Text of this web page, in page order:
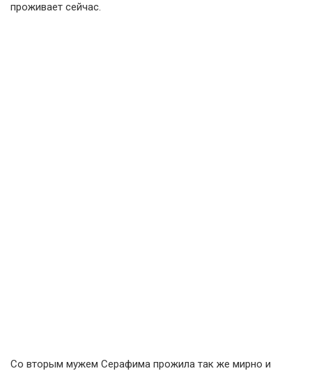
проживает сейчас.
Со вторым мужем Серафима прожила так же мирно и